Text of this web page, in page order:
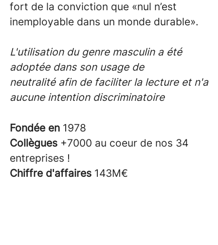
fort de la conviction que «nul n’est
inemployable dans un monde durable».
L'utilisation du genre masculin a été
adoptée dans son usage de
neutralité afin de faciliter la lecture et n'a
aucune intention discriminatoire
Fondée en 1978
Collègues +7000 au coeur de nos 34
entreprises !
Chiffre d'affaires 143M€